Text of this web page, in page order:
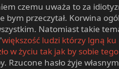
czemu uważa to za
przeczytał. Korwina
Natomiast takie
większość ludzi którzy lgną
w życiu tak jak by sobie
hasło żyje